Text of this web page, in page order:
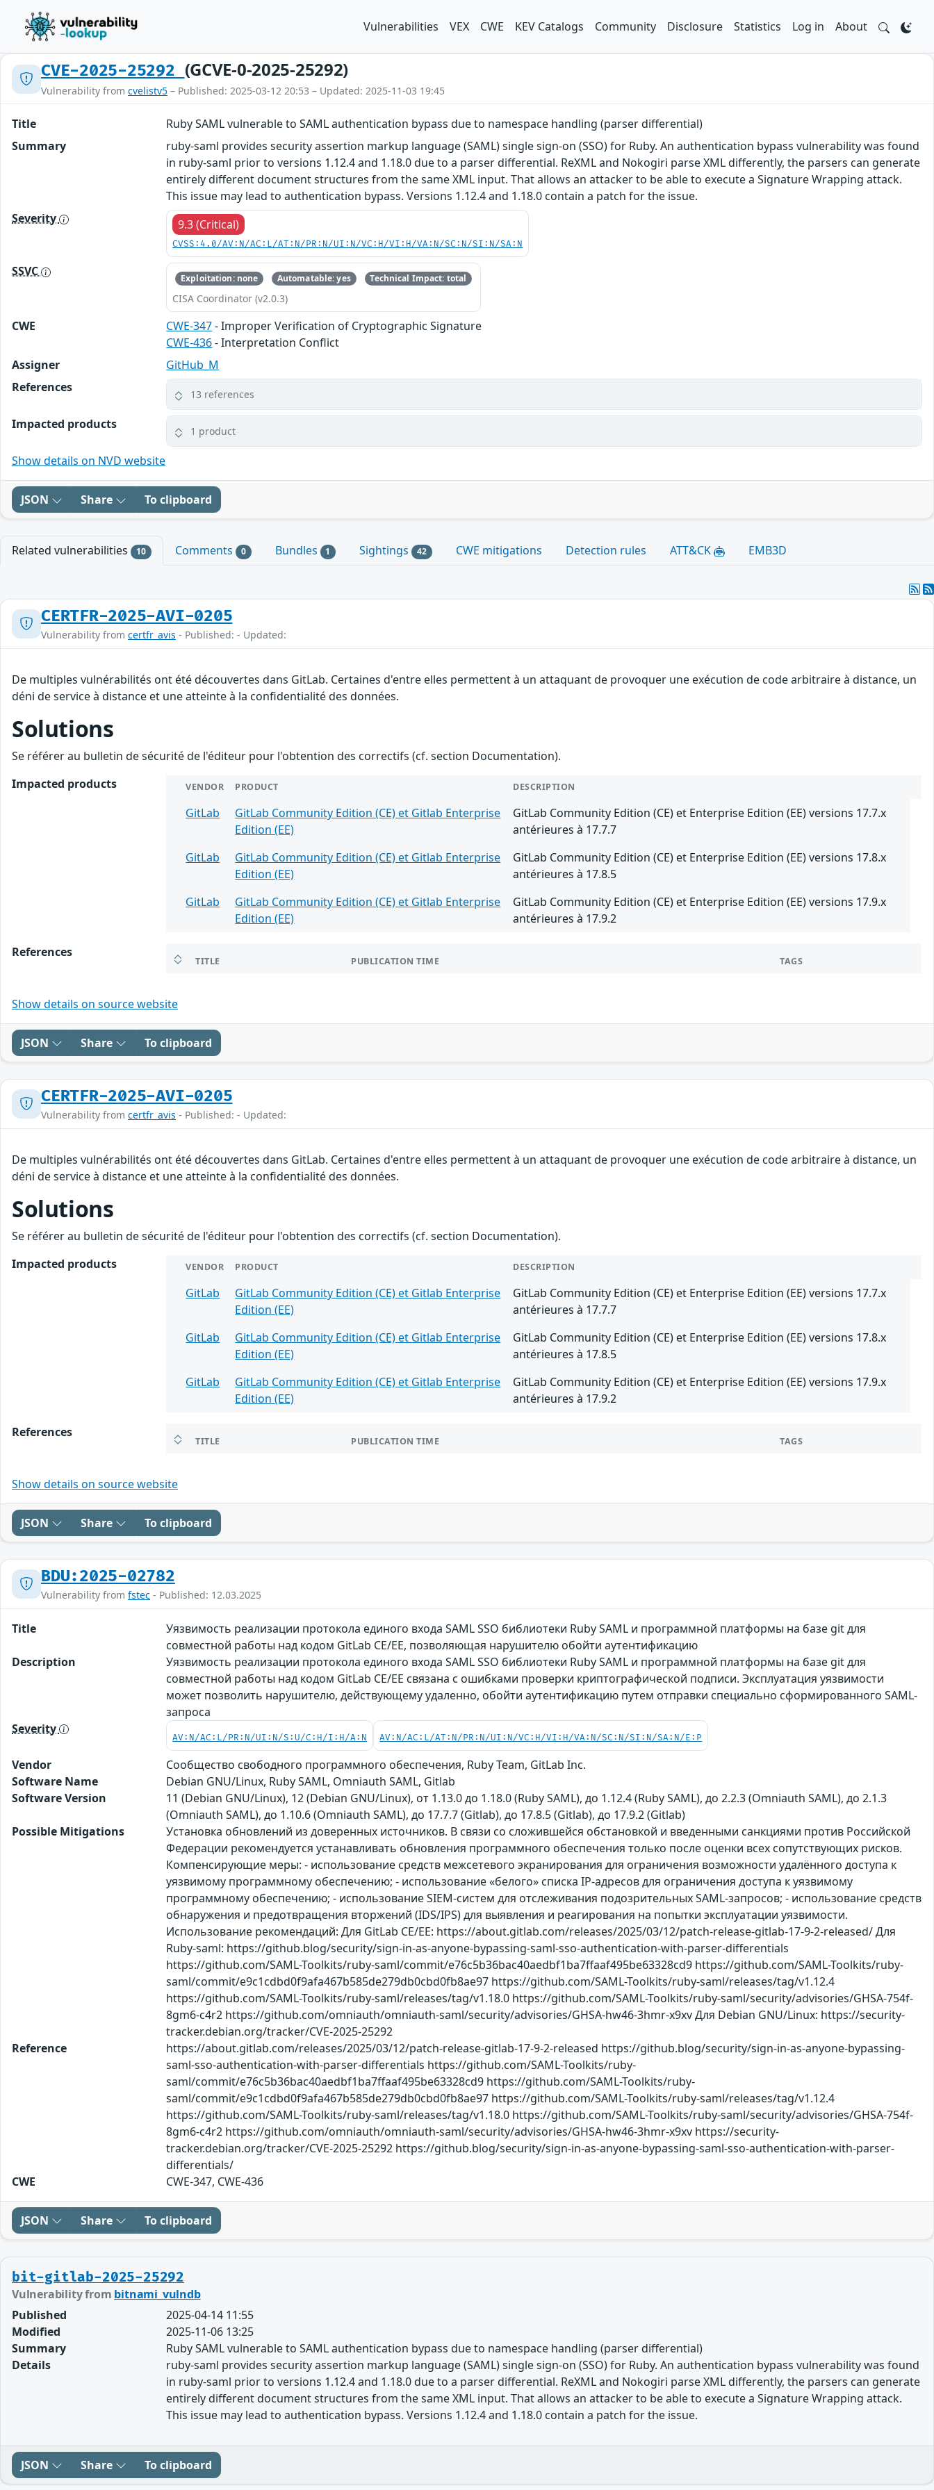
Vulnerabilities VEX CWE KEV Catalogs Community Disclosure Statistics Log in About
CVE-2025-25292 (GCVE-0-2025-25292)
Vulnerability from cvelistv5 – Published: 2025-03-12 20:53 – Updated: 2025-11-03 19:45
Title
Ruby SAML vulnerable to SAML authentication bypass due to namespace handling (parser differential)
Summary
ruby-saml provides security assertion markup language (SAML) single sign-on (SSO) for Ruby. An authentication bypass vulnerability was found
in ruby-saml prior to versions 1.12.4 and 1.18.0 due to a parser differential. ReXML and Nokogiri parse XML differently, the parsers can generate
entirely different document structures from the same XML input. That allows an attacker to be able to execute a Signature Wrapping attack.
This issue may lead to authentication bypass. Versions 1.12.4 and 1.18.0 contain a patch for the issue.
Severity
9.3 (Critical)
CVSS:4.0/AV:N/AC:L/AT:N/PR:N/UI:N/VC:H/VI:H/VA:N/SC:N/SI:N/SA:N
SSVC Exploitation: none Automatable: yes Technical Impact: total
CISA Coordinator (v2.0.3)
CWE CWE-347- Improper Verification of Cryptographic Signature
CWE-436- Interpretation Conflict
Assigner
GitHub_M
References
13 references
Impacted products 1 product
Show details on NVD website
JSON Share To clipboard
Related vulnerabilities 10 Comments 0 Bundles 1 Sightings 42 CWE mitigations Detection rules ATT&CK EMB3D
CERTFR-2025-AVI-0205
Vulnerability from certfr_avis - Published: - Updated:
De multiples vulnérabilités ont été découvertes dans GitLab. Certaines d'entre elles permettent à un attaquant de provoquer une exécution de code arbitraire à distance, un
déni de service à distance et une atteinte à la confidentialité des données.
Solutions
Se référer au bulletin de sécurité de l'éditeur pour l'obtention des correctifs (cf. section Documentation).
Impacted products
VENDOR PRODUCT DESCRIPTION
GitLab
GitLab Community Edition (CE) et Gitlab Enterprise
Edition (EE)
GitLab Community Edition (CE) et Enterprise Edition (EE) versions 17.7.x
antérieures à 17.7.7
GitLab
GitLab Community Edition (CE) et Gitlab Enterprise
Edition (EE)
GitLab Community Edition (CE) et Enterprise Edition (EE) versions 17.8.x
antérieures à 17.8.5
GitLab
GitLab Community Edition (CE) et Gitlab Enterprise
Edition (EE)
GitLab Community Edition (CE) et Enterprise Edition (EE) versions 17.9.x
antérieures à 17.9.2
References
TITLE PUBLICATION TIME TAGS
Show details on source website
JSON Share To clipboard
CERTFR-2025-AVI-0205
Vulnerability from certfr_avis - Published: - Updated:
De multiples vulnérabilités ont été découvertes dans GitLab. Certaines d'entre elles permettent à un attaquant de provoquer une exécution de code arbitraire à distance, un
déni de service à distance et une atteinte à la confidentialité des données.
Solutions
Se référer au bulletin de sécurité de l'éditeur pour l'obtention des correctifs (cf. section Documentation).
Impacted products
VENDOR PRODUCT DESCRIPTION
GitLab
GitLab Community Edition (CE) et Gitlab Enterprise
Edition (EE)
GitLab Community Edition (CE) et Enterprise Edition (EE) versions 17.7.x
antérieures à 17.7.7
GitLab
GitLab Community Edition (CE) et Gitlab Enterprise
Edition (EE)
GitLab Community Edition (CE) et Enterprise Edition (EE) versions 17.8.x
antérieures à 17.8.5
GitLab
GitLab Community Edition (CE) et Gitlab Enterprise
Edition (EE)
GitLab Community Edition (CE) et Enterprise Edition (EE) versions 17.9.x
antérieures à 17.9.2
References
TITLE PUBLICATION TIME TAGS
Show details on source website
JSON Share To clipboard
BDU:2025-02782
Vulnerability from fstec - Published: 12.03.2025
Title
Уязвимость реализации протокола единого входа SAML SSO библиотеки Ruby SAML и программной платформы на базе git для
совместной работы над кодом GitLab CE/EE, позволяющая нарушителю обойти аутентификацию
Description
Уязвимость реализации протокола единого входа SAML SSO библиотеки Ruby SAML и программной платформы на базе git для
совместной работы над кодом GitLab CE/EE связана с ошибками проверки криптографической подписи. Эксплуатация уязвимости
может позволить нарушителю, действующему удаленно, обойти аутентификацию путем отправки специально сформированного SAML-
запроса
Severity
AV:N/AC:L/PR:N/UI:N/S:U/C:H/I:H/A:N AV:N/AC:L/AT:N/PR:N/UI:N/VC:H/VI:H/VA:N/SC:N/SI:N/SA:N/E:P
Vendor
Сообщество свободного программного обеспечения, Ruby Team, GitLab Inc.
Software Name
Debian GNU/Linux, Ruby SAML, Omniauth SAML, Gitlab
Software Version
11 (Debian GNU/Linux), 12 (Debian GNU/Linux), от 1.13.0 до 1.18.0 (Ruby SAML), до 1.12.4 (Ruby SAML), до 2.2.3 (Omniauth SAML), до 2.1.3
(Omniauth SAML), до 1.10.6 (Omniauth SAML), до 17.7.7 (Gitlab), до 17.8.5 (Gitlab), до 17.9.2 (Gitlab)
Possible Mitigations
Установка обновлений из доверенных источников. В связи со сложившейся обстановкой и введенными санкциями против Российской
Федерации рекомендуется устанавливать обновления программного обеспечения только после оценки всех сопутствующих рисков.
Компенсирующие меры: - использование средств межсетевого экранирования для ограничения возможности удалённого доступа к
уязвимому программному обеспечению; - использование «белого» списка IP-адресов для ограничения доступа к уязвимому
программному обеспечению; - использование SIEM-систем для отслеживания подозрительных SAML-запросов; - использование средств
обнаружения и предотвращения вторжений (IDS/IPS) для выявления и реагирования на попытки эксплуатации уязвимости.
Использование рекомендаций: Для GitLab CE/EE: https://about.gitlab.com/releases/2025/03/12/patch-release-gitlab-17-9-2-released/ Для
Ruby-saml: https://github.blog/security/sign-in-as-anyone-bypassing-saml-sso-authentication-with-parser-differentials
https://github.com/SAML-Toolkits/ruby-saml/commit/e76c5b36bac40aedbf1ba7ffaaf495be63328cd9 https://github.com/SAML-Toolkits/ruby-
saml/commit/e9c1cdbd0f9afa467b585de279db0cbd0fb8ae97 https://github.com/SAML-Toolkits/ruby-saml/releases/tag/v1.12.4
https://github.com/SAML-Toolkits/ruby-saml/releases/tag/v1.18.0 https://github.com/SAML-Toolkits/ruby-saml/security/advisories/GHSA-754f-
8gm6-c4r2 https://github.com/omniauth/omniauth-saml/security/advisories/GHSA-hw46-3hmr-x9xv Для Debian GNU/Linux: https://security-
tracker.debian.org/tracker/CVE-2025-25292
Reference
https://about.gitlab.com/releases/2025/03/12/patch-release-gitlab-17-9-2-released https://github.blog/security/sign-in-as-anyone-bypassing-
saml-sso-authentication-with-parser-differentials https://github.com/SAML-Toolkits/ruby-
saml/commit/e76c5b36bac40aedbf1ba7ffaaf495be63328cd9 https://github.com/SAML-Toolkits/ruby-
saml/commit/e9c1cdbd0f9afa467b585de279db0cbd0fb8ae97 https://github.com/SAML-Toolkits/ruby-saml/releases/tag/v1.12.4
https://github.com/SAML-Toolkits/ruby-saml/releases/tag/v1.18.0 https://github.com/SAML-Toolkits/ruby-saml/security/advisories/GHSA-754f-
8gm6-c4r2 https://github.com/omniauth/omniauth-saml/security/advisories/GHSA-hw46-3hmr-x9xv https://security-
tracker.debian.org/tracker/CVE-2025-25292 https://github.blog/security/sign-in-as-anyone-bypassing-saml-sso-authentication-with-parser-
differentials/
CWE
CWE-347, CWE-436
JSON Share To clipboard
bit-gitlab-2025-25292
Vulnerability from bitnami_vulndb
Published
2025-04-14 11:55
Modified
2025-11-06 13:25
Summary
Ruby SAML vulnerable to SAML authentication bypass due to namespace handling (parser differential)
Details
ruby-saml provides security assertion markup language (SAML) single sign-on (SSO) for Ruby. An authentication bypass vulnerability was found
in ruby-saml prior to versions 1.12.4 and 1.18.0 due to a parser differential. ReXML and Nokogiri parse XML differently, the parsers can generate
entirely different document structures from the same XML input. That allows an attacker to be able to execute a Signature Wrapping attack.
This issue may lead to authentication bypass. Versions 1.12.4 and 1.18.0 contain a patch for the issue.
JSON Share To clipboard